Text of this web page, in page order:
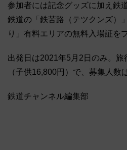
参加者には記念グッズに加え鉄
鉄道の「鉄苦路（テツクンズ）
り」有料エリアの無料入場証を
出発日は2021年5月2日のみ。旅
（子供16,800円）で、募集人数
鉄道チャンネル編集部